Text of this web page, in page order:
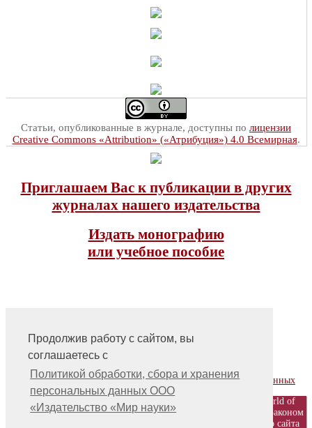
Продолжив работу с сайтом, вы
соглашаетесь с
Политикой обработки, сбора и хранения
персональных данных ООО
«Издательство «Мир науки»
Статьи, опубликованные в журнале, доступны по лицензии
Creative Commons «Attribution» («Атрибуция») 4.0 Всемирная.
Приглашаем Вас к публикации в других
журналах нашего издательства
Издать монографию
или учебное пособие
На главную
Контакты, учредитель, редакция
Политика обработки, сбора и хранения персональных данных
© ООО «Издательство «Мир науки» \ «Publishing company «World of
science», LLC Материалы, размещенные на сайте, охраняются Законом
о защите авторских прав. Публикация любых материалов этого сайта